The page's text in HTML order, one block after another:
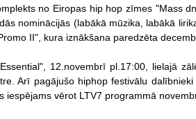
no Eiropas hip hop zīmes "Mass
nominācijās (labākā mūzika, labākā
II", kura iznākšana paredzēta
12.novembrī pl.17:00, lielajā
Arī pagājušo hiphop festivālu dalībnieki
vērot LTV7 programmā